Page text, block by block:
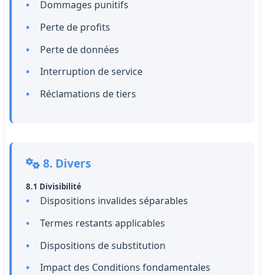
Dommages punitifs
Perte de profits
Perte de données
Interruption de service
Réclamations de tiers
8. Divers
8.1 Divisibilité
Dispositions invalides séparables
Termes restants applicables
Dispositions de substitution
Impact des Conditions fondamentales